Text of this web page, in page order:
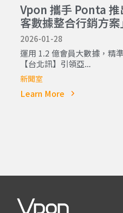
Vpon 攜手 Ponta
客數據整合行銷方案
2026-01-28
運用 1.2 億會員大數據，精
【台北訊】引領亞...
新聞室
Learn More